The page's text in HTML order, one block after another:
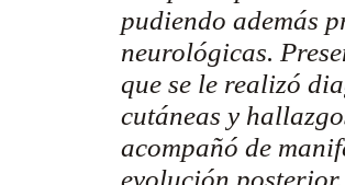
pudiendo además
neurológicas.
que se le realizó
cutáneas y
acompañó de
evolución